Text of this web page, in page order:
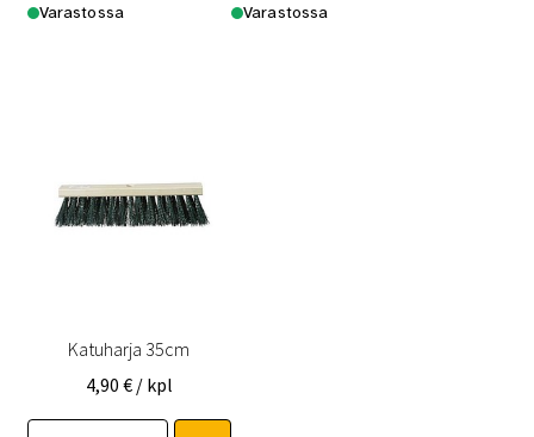
Varastossa Varastossa
Katuharja 35cm
4,90 € / kpl